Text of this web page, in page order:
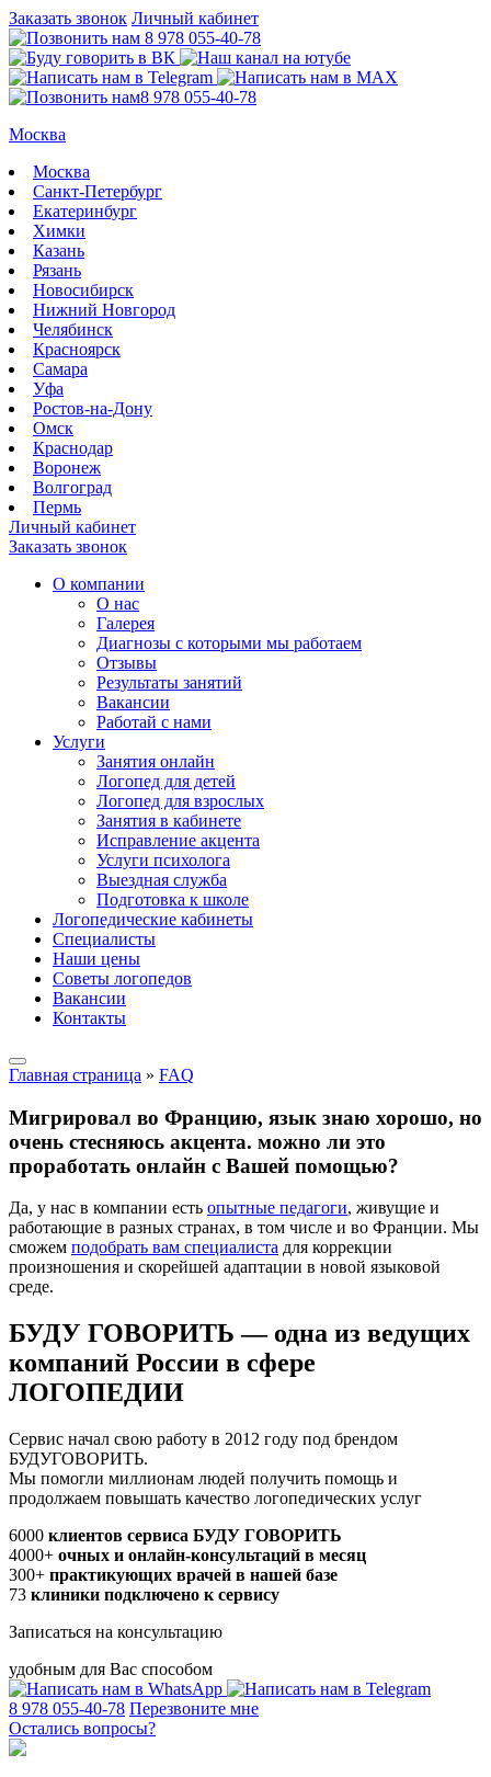
Заказать звонок Личный кабинет
8 978 055-40-78
8 978 055-40-78
Москва
Москва
Санкт-Петербург
Екатеринбург
Химки
Казань
Рязань
Новосибирск
Нижний Новгород
Челябинск
Красноярск
Самара
Уфа
Ростов-на-Дону
Омск
Краснодар
Воронеж
Волгоград
Пермь
Личный кабинет
Заказать звонок
О компании
О нас
Галерея
Диагнозы с которыми мы работаем
Отзывы
Результаты занятий
Вакансии
Работай с нами
Услуги
Занятия онлайн
Логопед для детей
Логопед для взрослых
Занятия в кабинете
Исправление акцента
Услуги психолога
Выездная служба
Подготовка к школе
Логопедические кабинеты
Специалисты
Наши цены
Советы логопедов
Вакансии
Контакты
Главная страница » FAQ
Мигрировал во Францию, язык знаю хорошо, но
очень стесняюсь акцента. можно ли это
проработать онлайн с Вашей помощью?
Да, у нас в компании есть опытные педагоги, живущие и
работающие в разных странах, в том числе и во Франции. Мы
сможем подобрать вам специалиста для коррекции
произношения и скорейшей адаптации в новой языковой
среде.
БУДУ ГОВОРИТЬ — одна из ведущих
компаний России в сфере
ЛОГОПЕДИИ
Сервис начал свою работу в 2012 году под брендом
БУДУГОВОРИТЬ.
Мы помогли миллионам людей получить помощь и
продолжаем повышать качество логопедических услуг
6000 клиентов сервиса БУДУ ГОВОРИТЬ
4000+ очных и онлайн-консультаций в месяц
300+ практикующих врачей в нашей базе
73 клиники подключено к сервису
Записаться на консультацию
удобным для Вас способом
8 978 055-40-78 Перезвоните мне
Остались вопросы?